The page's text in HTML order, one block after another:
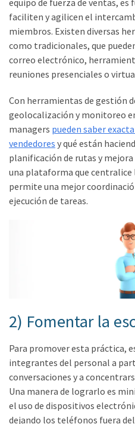
equipo de fuerza de ventas,
faciliten y agilicen el
miembros. Existen diversas
como tradicionales, que
correo electrónico,
reuniones presenciales o
Con herramientas de gestión
geolocalización y monitoreo
managers pueden saber
vendedores y qué están
planificación de rutas y
una plataforma que
permite una mejor
ejecución de tareas.
2) Fomentar la
Para promover esta práctica,
integrantes del personal a
conversaciones y a
Una manera de lograrlo es
el uso de dispositivos
dejando los teléfonos fuera